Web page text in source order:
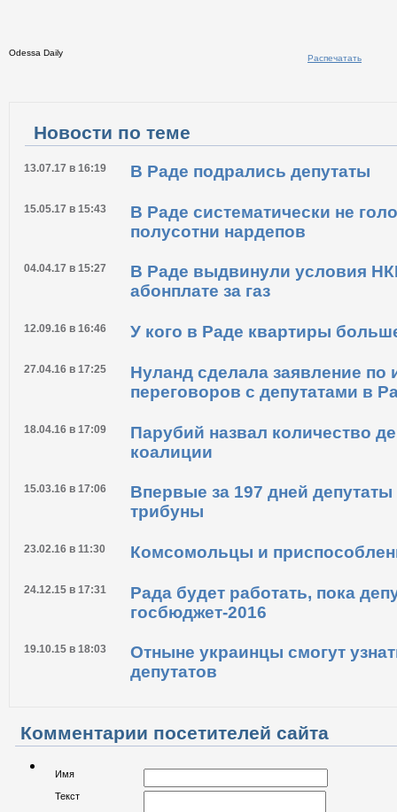
Odessa Daily
Новости по теме
В Раде подрались депутаты
15.05.17 в 15:43
В Раде систематически не
полусотни нардепов
04.04.17 в 15:27
В Раде выдвинули условия
абонплате за газ
У кого в Раде квартиры
27.04.16 в 17:25
Нуланд сделала заявление по
переговоров с депутатами в
18.04.16 в 17:09
Парубий назвал количество
коалиции
15.03.16 в 17:06
Впервые за 197 дней депутаты
Комсомольцы и
24.12.15 в 17:31
Рада будет работать, пока
госбюджет-2016
депутатов
Комментарии посетителей сайта